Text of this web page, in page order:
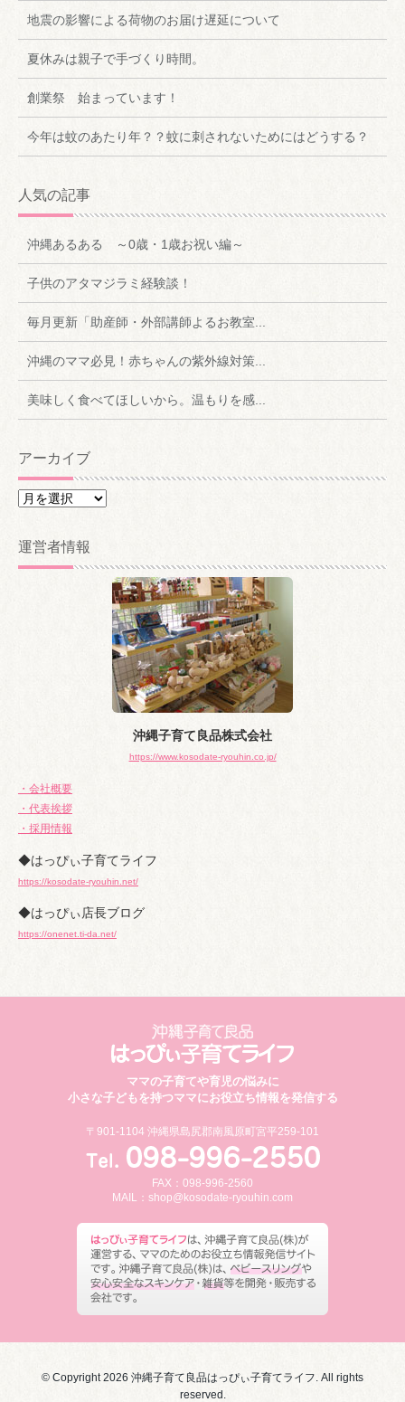
地震の影響による荷物のお届け遅延について
夏休みは親子で手づくり時間。
創業祭 始まっています！
今年は蚊のあたり年？？蚊に刺されないためにはどうする？
人気の記事
沖縄あるある ～0歳・1歳お祝い編～
子供のアタマジラミ経験談！
毎月更新「助産師・外部講師よるお教室...
沖縄のママ必見！赤ちゃんの紫外線対策...
美味しく食べてほしいから。温もりを感...
アーカイブ
ア
カ
イ
運営者情報
沖縄子育て良品株式会社
https://www.kosodate-ryouhin.co.jp/
・会社概要
・代表挨拶
・採用情報
◆はっぴぃ子育てライフ
https://kosodate-ryouhin.net/
◆はっぴぃ店長ブログ
https://onenet.ti-da.net/
ママの子育てや育児の悩みに
小さな子どもを持つママにお役立ち情報を発信する
〒901-1104 沖縄県島尻郡南風原町宮平259-101
FAX：098-996-2560
MAIL： shop@kosodate-ryouhin.com
© Copyright 2026 沖縄子育て良品はっぴぃ子育てライフ. All rights
reserved.